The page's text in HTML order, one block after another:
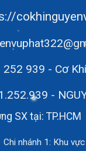
252 939 - Cơ
-
SX tại: TP.HCM
Chi nhánh 1: Khu